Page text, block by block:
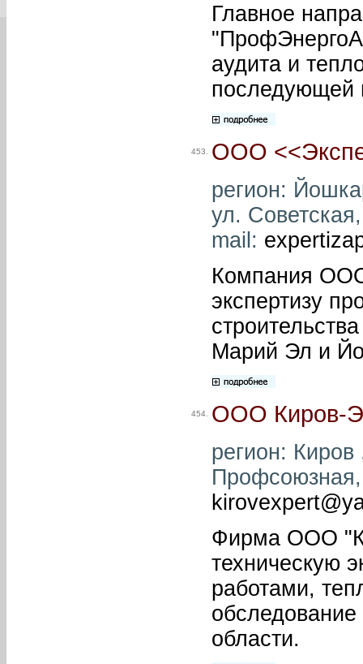
Главное
аудита и
последующей
453. ООО
регион:
ул.
mail:
Компания ООО
экспертизу
Марий Эл и
454. ООО Киров-
регион:
Фирма ООО
техническую
работами,
области.